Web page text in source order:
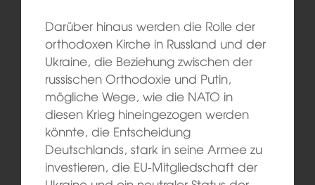
Darüber hinaus werden die Rolle der
orthodoxen Kirche in Russland und der
Ukraine, die Beziehung zwischen der
russischen Orthodoxie und Putin,
mögliche Wege, wie die NATO in
diesen Krieg hineingezogen werden
könnte, die Entscheidung
Deutschlands, stark in seine Armee zu
investieren, die EU-Mitgliedschaft der